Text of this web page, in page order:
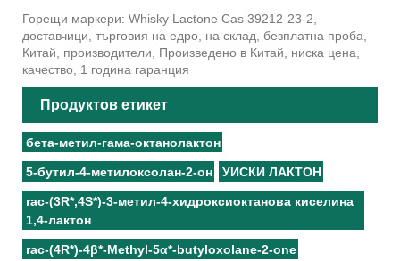
Горещи маркери: Whisky Lactone Cas 39212-23-2,
доставчици, търговия на едро, на склад, безплатна проба,
Китай, производители, Произведено в Китай, ниска цена,
качество, 1 година гаранция
Продуктов етикет
бета-метил-гама-октанолактон
5-бутил-4-метилоксолан-2-он УИСКИ ЛАКТОН
rac-(3R*,4S*)-3-метил-4-хидроксиоктанова киселина
1,4-лактон
rac-(4R*)-4β*-Methyl-5α*-butyloxolane-2-one